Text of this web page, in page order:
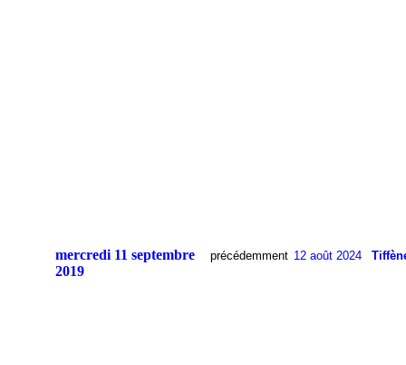
mercredi 11 septembre
2019
précédemment 12 août 2024